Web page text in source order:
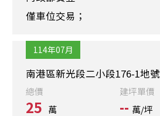
僅車位交易；
114年07月
南港區新光段二小段176-1地號
總價
25 萬
建坪單價
-- 萬/坪